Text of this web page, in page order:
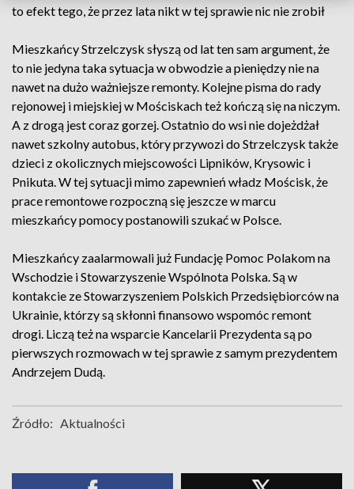
to efekt tego, że przez lata nikt w tej sprawie nic nie zrobił
Mieszkańcy Strzelczysk słyszą od lat ten sam argument, że
to nie jedyna taka sytuacja w obwodzie a pieniędzy nie na
nawet na dużo ważniejsze remonty. Kolejne pisma do rady
rejonowej i miejskiej w Mościskach też kończą się na niczym.
A z drogą jest coraz gorzej. Ostatnio do wsi nie dojeżdżał
nawet szkolny autobus, który przywozi do Strzelczysk także
dzieci z okolicznych miejscowości Lipników, Krysowic i
Pnikuta. W tej sytuacji mimo zapewnień władz Mościsk, że
prace remontowe rozpoczną się jeszcze w marcu
mieszkańcy pomocy postanowili szukać w Polsce.
Mieszkańcy zaalarmowali już Fundację Pomoc Polakom na
Wschodzie i Stowarzyszenie Wspólnota Polska. Są w
kontakcie ze Stowarzyszeniem Polskich Przedsiębiorców na
Ukrainie, którzy są skłonni finansowo wspomóc remont
drogi. Liczą też na wsparcie Kancelarii Prezydenta są po
pierwszych rozmowach w tej sprawie z samym prezydentem
Andrzejem Dudą.
Źródło: Aktualności